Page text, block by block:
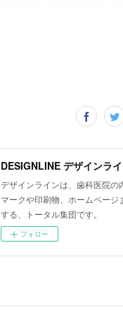
デザインラインは、歯科医院の
マークや印刷物、ホームページ
する、トータル集団です。
フォロー